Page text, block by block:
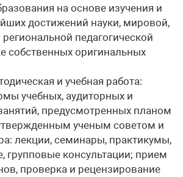
на основе изучения и
достижений науки, мировой,
педагогической
собственных оригинальных
и учебная работа:
учебных, аудиторных и
предусмотренных планом
ученым советом и
лекции, семинары, практикумы,
групповые консультации; прием
проверка и рецензирование